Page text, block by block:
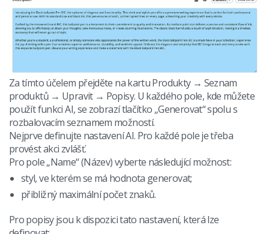
Za tímto účelem přejděte na kartu Produkty → Seznam
produktů → Upravit → Popisy. U každého pole, kde můžete
použít funkci AI, se zobrazí tlačítko „Generovat“ spolu s
rozbalovacím seznamem možností.
Nejprve definujte nastavení AI. Pro každé pole je třeba
provést akci zvlášť.
Pro pole „Name“ (Název) vyberte následující možnost:
styl, ve kterém se má hodnota generovat;
přibližný maximální počet znaků.
Pro popisy jsou k dispozici tato nastavení, která lze